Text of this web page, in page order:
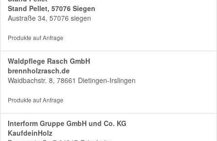
Stand Pellet, 57076 Siegen
Austraße 34, 57076 siegen
Produkte auf Anfrage
Waldpflege Rasch GmbH
brennholzrasch.de
Waidbachstr. 8, 78661 Dietingen-Irslingen
Produkte auf Anfrage
Interform Gruppe GmbH und Co. KG
KaufdeinHolz